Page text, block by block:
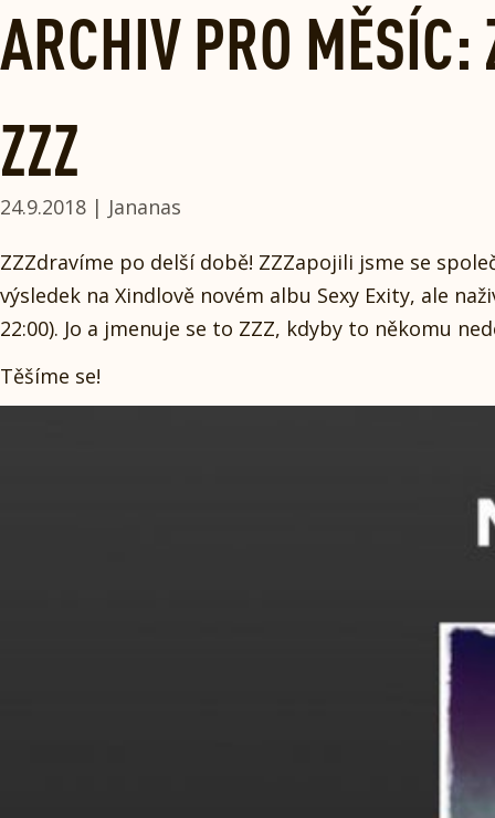
Skip
to
content
ARCHIV PRO
ZZZ
24.9.2018 | Jananas
ZZZdravíme po delší době! ZZZapojili jsme se
výsledek na Xindlově novém albu Sexy Exity, ale
22:00). Jo a jmenuje se to ZZZ, kdyby to někomu
Těšíme se!